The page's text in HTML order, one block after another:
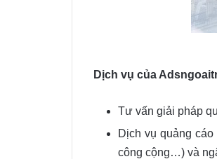
Dịch vụ của
Tư vấn giải pháp
Dịch vụ quảng
công cộng…) và